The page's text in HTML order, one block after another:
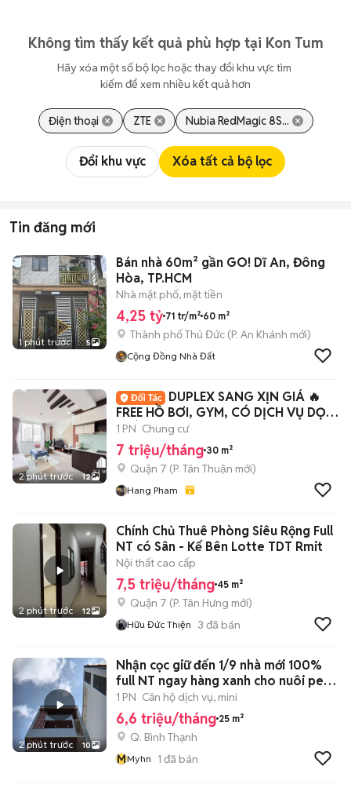
Không tìm thấy kết quả phù hợp tại Kon Tum
Hãy xóa một số bộ lọc hoặc thay đổi khu vực tìm
kiếm để xem nhiều kết quả hơn
Điện thoại ZTE Nubia RedMagic 8S...
Đổi khu vực Xóa tất cả bộ lọc
Tin đăng mới
1 phút trước 5
Bán nhà 60m² gần GO! Dĩ An, Đông
Hòa, TP.HCM
Nhà mặt phố, mặt tiền
4,25 tỷ 71 tr/m² 60 m²
Thành phố Thủ Đức (P. An Khánh mới)
Cộng Đồng Nhà Đất
2 phút trước 12
DUPLEX SANG XỊN GIÁ 🔥
FREE HỒ BƠI, GYM, CÓ DỊCH VỤ DỌN
PHÒNG
1 PN Chung cư
7 triệu/tháng 30 m²
Quận 7 (P. Tân Thuận mới)
Hang Pham
2 phút trước 12
Chính Chủ Thuê Phòng Siêu Rộng Full
NT có Sân - Kế Bên Lotte TDT Rmit
Nội thất cao cấp
7,5 triệu/tháng 45 m²
Quận 7 (P. Tân Hưng mới)
Hữu Đức Thiện 3 đã bán
2 phút trước 10
Nhận cọc giữ đến 1/9 nhà mới 100%
full NT ngay hàng xanh cho nuôi pet
🍃
1 PN Căn hộ dịch vụ, mini
6,6 triệu/tháng 25 m²
Q. Bình Thạnh
MMyhn 1 đã bán